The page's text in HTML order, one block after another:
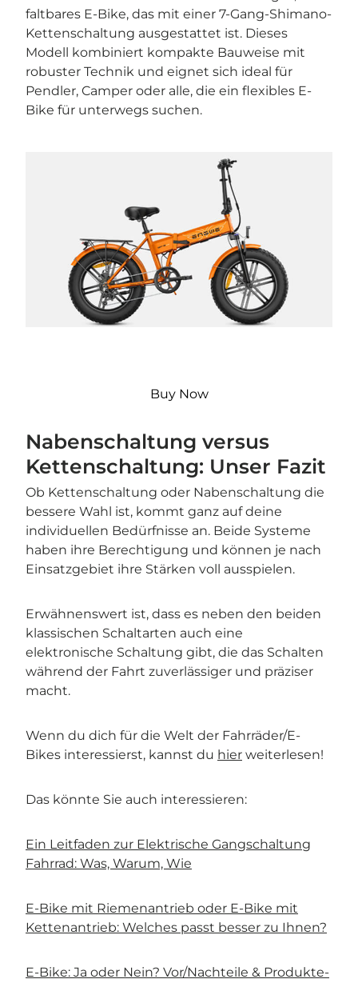
faltbares E-Bike, das mit einer 7-Gang-Shimano-
Kettenschaltung ausgestattet ist. Dieses
Modell kombiniert kompakte Bauweise mit
robuster Technik und eignet sich ideal für
Pendler, Camper oder alle, die ein flexibles E-
Bike für unterwegs suchen.
Buy Now
Nabenschaltung versus
Kettenschaltung: Unser Fazit
Ob Kettenschaltung oder Nabenschaltung die
bessere Wahl ist, kommt ganz auf deine
individuellen Bedürfnisse an. Beide Systeme
haben ihre Berechtigung und können je nach
Einsatzgebiet ihre Stärken voll ausspielen.
Erwähnenswert ist, dass es neben den beiden
klassischen Schaltarten auch eine
elektronische Schaltung gibt, die das Schalten
während der Fahrt zuverlässiger und präziser
macht.
Wenn du dich für die Welt der Fahrräder/E-
Bikes interessierst, kannst du hier weiterlesen!
Das könnte Sie auch interessieren:
Ein Leitfaden zur Elektrische Gangschaltung
Fahrrad: Was, Warum, Wie
E-Bike mit Riemenantrieb oder E-Bike mit
Kettenantrieb: Welches passt besser zu Ihnen?
E-Bike: Ja oder Nein? Vor/Nachteile & Produkte-